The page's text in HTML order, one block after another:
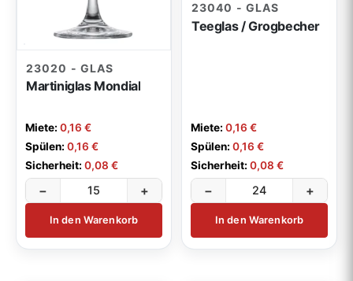
23020 - GLAS
Martiniglas Mondial
Miete:0,16 €
Spülen:0,16 €
Sicherheit:0,08 €
− +
In den Warenkorb
23040 - GLAS
Teeglas / Grogbecher
Miete:0,16 €
Spülen:0,16 €
Sicherheit:0,08 €
− +
In den Warenkorb